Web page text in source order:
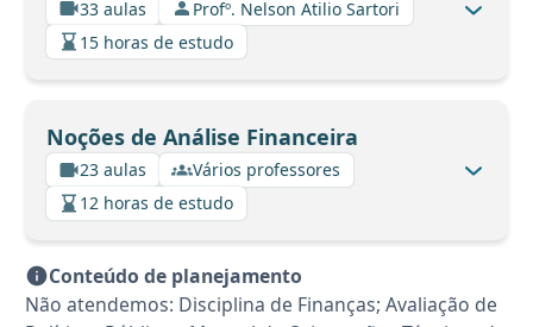
33 aulas
Profº. Nelson Atilio Sartori
15 horas de estudo
Noções de Análise Financeira
23 aulas
Vários professores
12 horas de estudo
Conteúdo de planejamento
Não atendemos: Disciplina de Finanças; Avaliação de